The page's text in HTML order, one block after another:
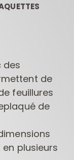
des
de
feuillures
de
en plusieurs